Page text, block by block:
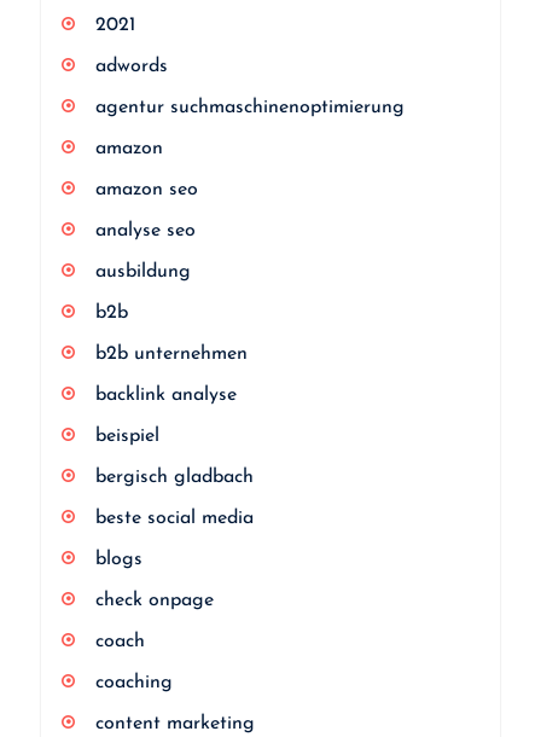
2021
adwords
agentur suchmaschinenoptimierung
amazon
amazon seo
analyse seo
ausbildung
b2b
b2b unternehmen
backlink analyse
beispiel
bergisch gladbach
beste social media
blogs
check onpage
coach
coaching
content marketing